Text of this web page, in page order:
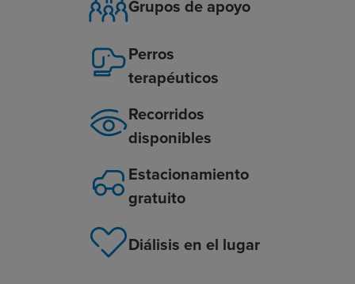
Grupos de apoyo
Perros
terapéuticos
Recorridos
disponibles
Estacionamiento
gratuito
Diálisis en el lugar